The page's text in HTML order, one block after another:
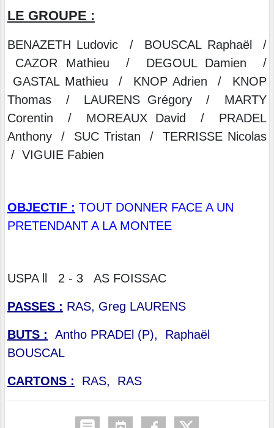
LE GROUPE :
BENAZETH Ludovic / BOUSCAL Raphaël /
CAZOR Mathieu / DEGOUL Damien /
GASTAL Mathieu / KNOP Adrien / KNOP
Thomas / LAURENS Grégory / MARTY
Corentin / MOREAUX David / PRADEL
Anthony / SUC Tristan / TERRISSE Nicolas
/ VIGUIE Fabien
OBJECTIF : TOUT DONNER FACE A UN
PRETENDANT A LA MONTEE
USPA ll 2 - 3 AS FOISSAC
PASSES : RAS, Greg LAURENS
BUTS : Antho PRADEl (P),
Raphaël
BOUSCAL
CARTONS : RAS, RAS